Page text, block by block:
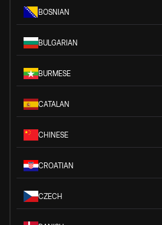
BOSNIAN
BULGARIAN
BURMESE
CATALAN
CHINESE
CROATIAN
CZECH